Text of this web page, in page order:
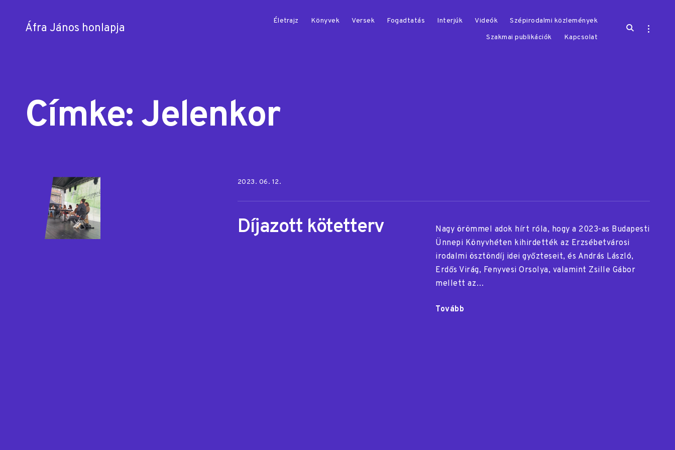
Áfra János honlapja
Életrajz Könyvek Versek Fogadtatás Interjúk Videók
Szépirodalmi közlemények
Szakmai publikációk
Kapcsolat
open
open
Címke:Jelenkor
Posted on:
2023. 06. 12.
Díjazott kötetterv
Nagy örömmel adok hírt róla, hogy a 2023-as Budapesti
Ünnepi Könyvhéten kihirdették az Erzsébetvárosi
irodalmi ösztöndíj idei győzteseit, és András László,
Erdős Virág, Fenyvesi Orsolya, valamint Zsille Gábor
mellett az…
Tovább